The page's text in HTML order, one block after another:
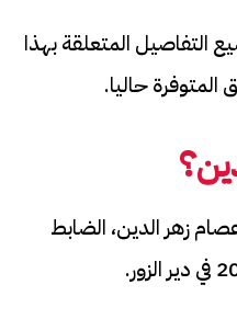
التفاصيل المتعلقة بهذا
المتوفرة حاليا.
زهر الدين، الضابط